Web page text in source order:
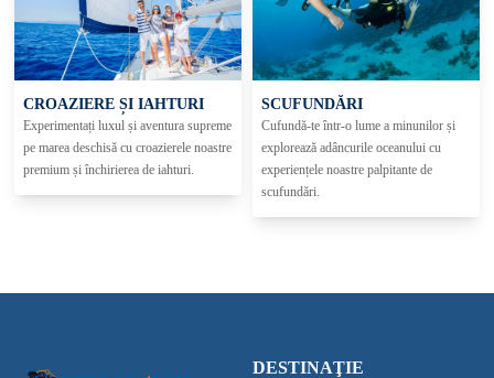
CROAZIERE ȘI IAHTURI
Experimentați luxul și aventura supreme
pe marea deschisă cu croazierele noastre
premium și închirierea de iahturi.
SCUFUNDĂRI
Cufundă-te într-o lume a minunilor și
explorează adâncurile oceanului cu
experiențele noastre palpitante de
scufundări.
DESTINAŢIE